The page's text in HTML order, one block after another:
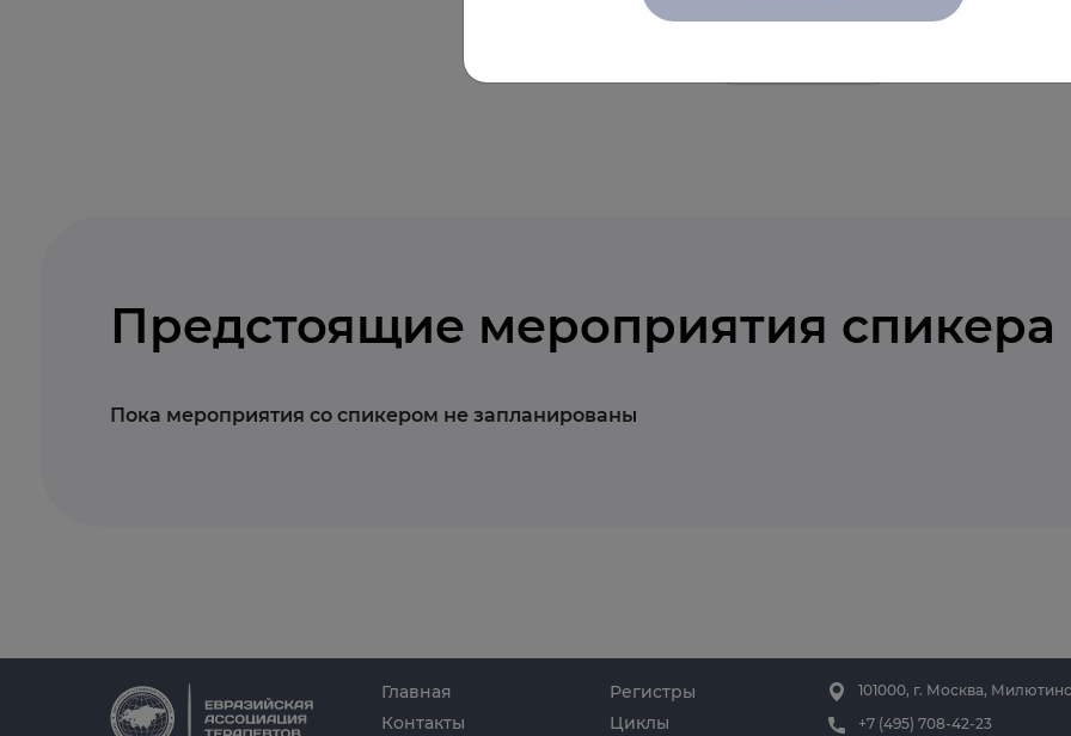
Предстоящие мероприятия спикера
Пока мероприятия со спикером не запланированы
Главная
Циклы
Регистры
Контакты
101000, г. Москва,
+7 (495) 708-42-23